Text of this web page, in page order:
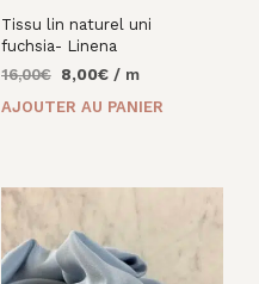
Tissu lin naturel uni
fuchsia- Linena
16,00€
Le
8,00€Le/ m
AJOUTER AU PANIER